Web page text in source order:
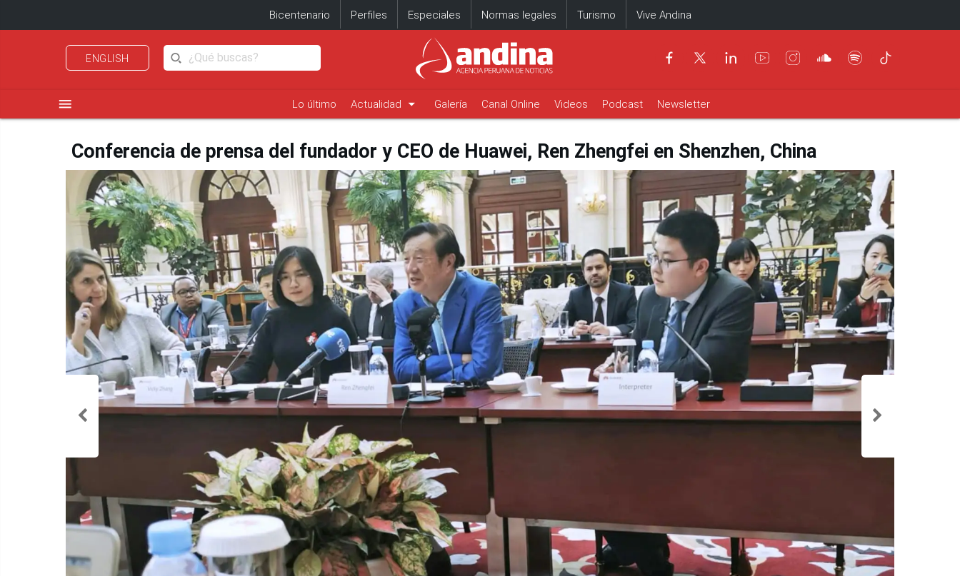
Bicentenario Perfiles Especiales Normas legales Turismo Vive Andina
ENGLISH
menu Lo último Actualidad arrow_drop_down Galería Canal Online Videos Podcast Newsletter
Conferencia de prensa del fundador y CEO de Huawei, Ren Zhengfei en Shenzhen, China